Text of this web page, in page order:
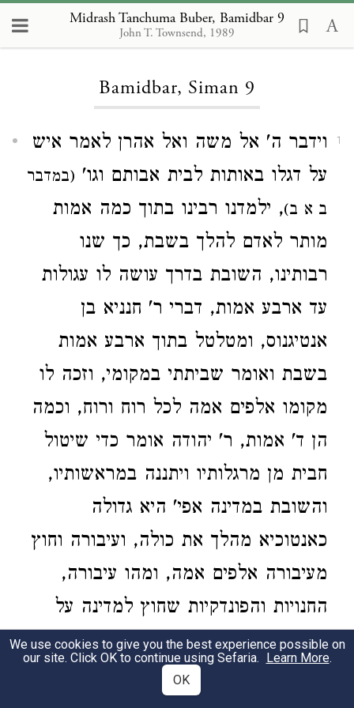
Midrash Tanchuma Buber, Bamidbar 9
John T. Townsend, 1989
Loading...
Bamidbar, Siman 9
1
וידבר ה' אל משה ואל אהרן לאמר איש
על דגלו באותות לבית אבותם וגו' (במדבר
ב א ב), ילמדנו רבינו בתוך כמה אמות
מותר לאדם להלך בשבת, כך שנו
רבותינו, השובת בדרך עושה לו עגולות
עד ארבע אמות, דברי ר' חנניא בן
אנטיגנוס, ומטלטל בתוך ארבע אמות
בשבת ואומר שביתתי במקומי, וזכה לו
מקומו אלפים אמה לכל רוח ורוח, וכמה
הן ד' אמות, ר' יהודה אומר כדי שיטול
חבית מן מרגלותיו ויתננה במראשותיו,
והשובת במדינה אפי' היא גדולה
כאנטוכיא מהלך את כולה, ועיבורה וחוץ
מעיבורה אלפים אמה, ומהו עיבורה,
החנויות והפונדקיות שחוץ למדינה על
הדרך, והשובת במערה, אפי' היא גדולה
כמערה שברח בה צדקיה מלך יהודה,
We use cookies to give you the best experience possible on
our site. Click OK to continue using Sefaria. Learn More.
OK